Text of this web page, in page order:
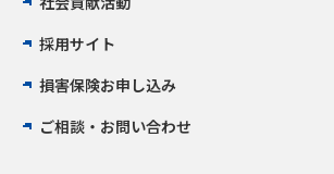
採用サイト
損害保険お申し込み
ご相談・お問い合わせ